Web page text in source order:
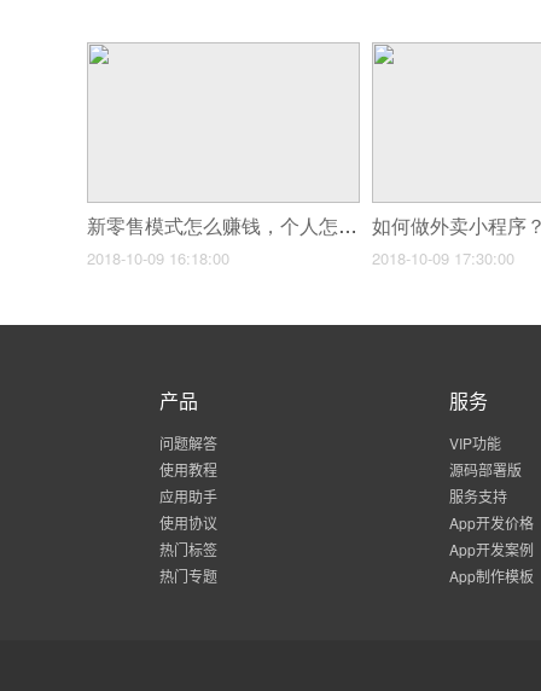
新零售模式怎么赚钱，个人怎么做新零售？
2018-10-09 16:18:00 2018-10-09 17:30:00
产品
问题解答
使用教程
应用助手
使用协议
热门标签
热门专题
服务
VIP功能
源码部署版
服务支持
App开发价格
App开发案例
App制作模板